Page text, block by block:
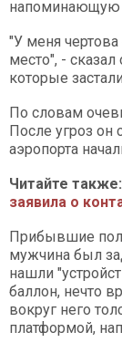
напоминающую
"У меня
место", -
которые
По словам
После угроз он
аэропорта
Читайте также:
заявила о
Прибывшие
мужчина был
нашли
баллон, нечто
вокруг него
платформой,